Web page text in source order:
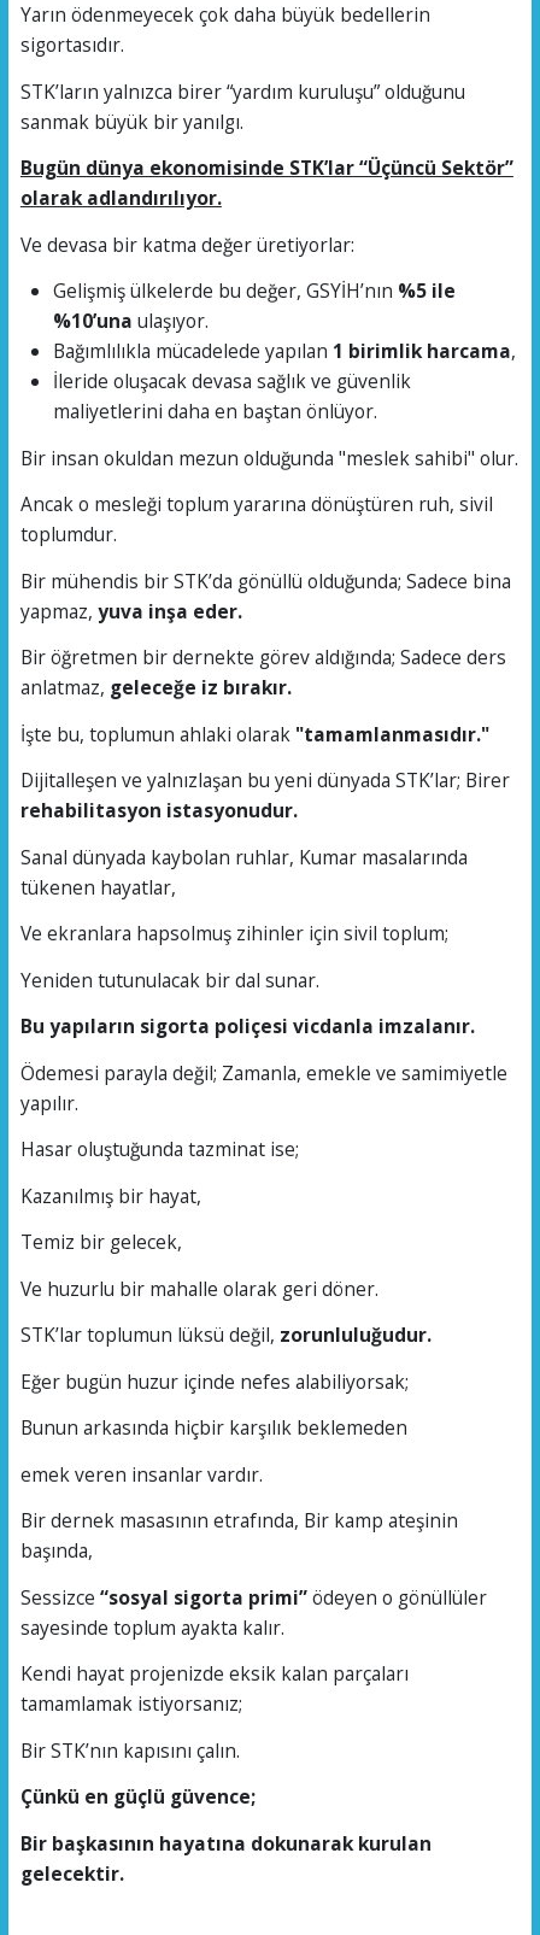
Yarın ödenmeyecek çok daha büyük bedellerin
sigortasıdır.
STK’ların yalnızca birer “yardım kuruluşu” olduğunu
sanmak büyük bir yanılgı.
Bugün dünya ekonomisinde STK’lar “Üçüncü Sektör”
olarak adlandırılıyor.
Ve devasa bir katma değer üretiyorlar:
Gelişmiş ülkelerde bu değer, GSYİH’nın %5 ile
%10’una ulaşıyor.
Bağımlılıkla mücadelede yapılan 1 birimlik harcama,
İleride oluşacak devasa sağlık ve güvenlik
maliyetlerini daha en baştan önlüyor.
Bir insan okuldan mezun olduğunda "meslek sahibi" olur.
Ancak o mesleği toplum yararına dönüştüren ruh, sivil
toplumdur.
Bir mühendis bir STK’da gönüllü olduğunda; Sadece bina
yapmaz, yuva inşa eder.
Bir öğretmen bir dernekte görev aldığında; Sadece ders
anlatmaz, geleceğe iz bırakır.
İşte bu, toplumun ahlaki olarak "tamamlanmasıdır."
Dijitalleşen ve yalnızlaşan bu yeni dünyada STK’lar; Birer
rehabilitasyon istasyonudur.
Sanal dünyada kaybolan ruhlar, Kumar masalarında
tükenen hayatlar,
Ve ekranlara hapsolmuş zihinler için sivil toplum;
Yeniden tutunulacak bir dal sunar.
Bu yapıların sigorta poliçesi vicdanla imzalanır.
Ödemesi parayla değil; Zamanla, emekle ve samimiyetle
yapılır.
Hasar oluştuğunda tazminat ise;
Kazanılmış bir hayat,
Temiz bir gelecek,
Ve huzurlu bir mahalle olarak geri döner.
STK’lar toplumun lüksü değil, zorunluluğudur.
Eğer bugün huzur içinde nefes alabiliyorsak;
Bunun arkasında hiçbir karşılık beklemeden
emek veren insanlar vardır.
Bir dernek masasının etrafında, Bir kamp ateşinin
başında,
Sessizce “sosyal sigorta primi”ödeyen o gönüllüler
sayesinde toplum ayakta kalır.
Kendi hayat projenizde eksik kalan parçaları
tamamlamak istiyorsanız;
Bir STK’nın kapısını çalın.
Çünkü en güçlü güvence;
Bir başkasının hayatına dokunarak kurulan
gelecektir.